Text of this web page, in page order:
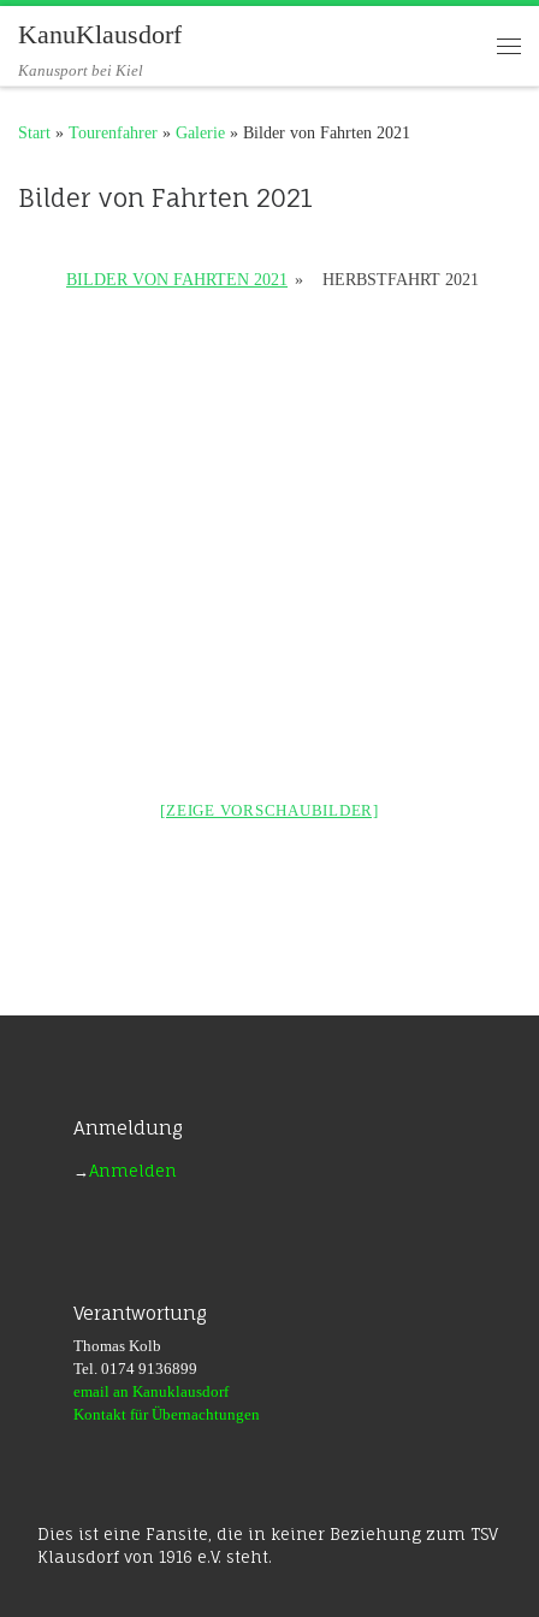
Zum Inhalt springen
KanuKlausdorf
Kanusport bei Kiel
Start » Tourenfahrer » Galerie » Bilder von Fahrten 2021
Bilder von Fahrten 2021
BILDER VON FAHRTEN 2021 » HERBSTFAHRT 2021
[ZEIGE VORSCHAUBILDER]
Anmeldung
→Anmelden
Verantwortung
Thomas Kolb
Tel. 0174 9136899
email an Kanuklausdorf
Kontakt für Übernachtungen
Dies ist eine Fansite, die in keiner Beziehung zum TSV
Klausdorf von 1916 e.V. steht.